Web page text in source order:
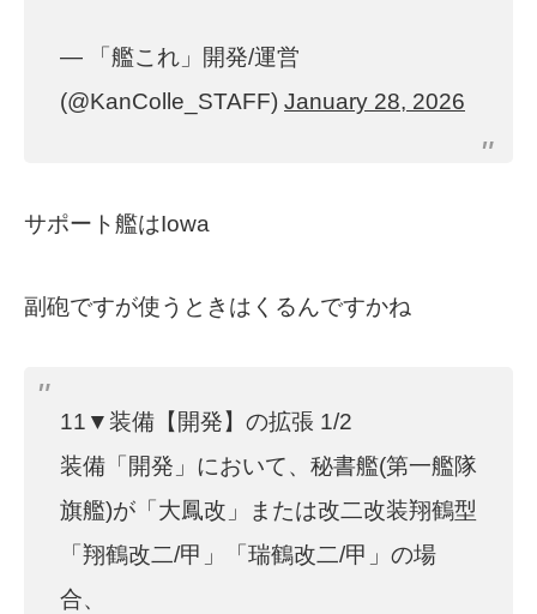
— 「艦これ」開発/運営
(@KanColle_STAFF) January 28, 2026
サポート艦はIowa
副砲ですが使うときはくるんですかね
11▼装備【開発】の拡張 1/2
装備「開発」において、秘書艦(第一艦隊
旗艦)が「大鳳改」または改二改装翔鶴型
「翔鶴改二/甲」「瑞鶴改二/甲」の場
合、